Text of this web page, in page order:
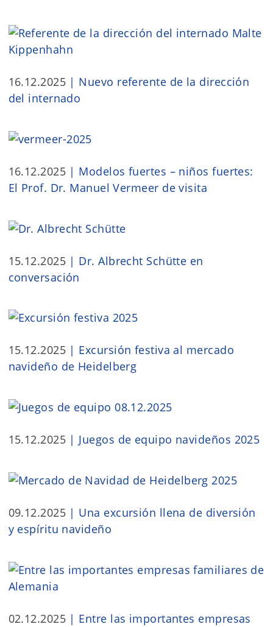
16.12.2025 | Nuevo referente de la dirección
del internado
16.12.2025 | Modelos fuertes – niños fuertes:
El Prof. Dr. Manuel Vermeer de visita
15.12.2025 | Dr. Albrecht Schütte en
conversación
15.12.2025 | Excursión festiva al mercado
navideño de Heidelberg
15.12.2025 | Juegos de equipo navideños 2025
09.12.2025 | Una excursión llena de diversión
y espíritu navideño
02.12.2025 | Entre las importantes empresas